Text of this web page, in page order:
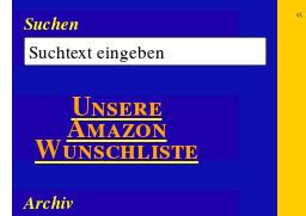
«
Suchen
Unsere
Amazon
Wunschliste
Archiv